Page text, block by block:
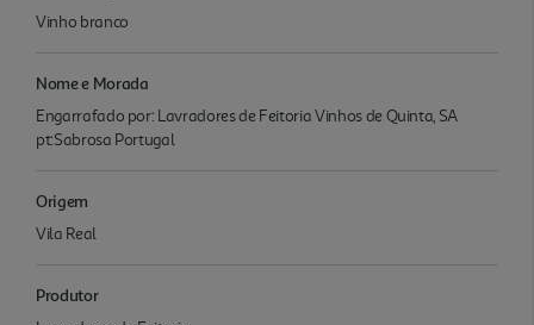
Vinho branco
Nome e Morada
Engarrafado por: Lavradores de Feitoria Vinhos de Quinta, SA
pt:Sabrosa Portugal
Origem
Vila Real
Produtor